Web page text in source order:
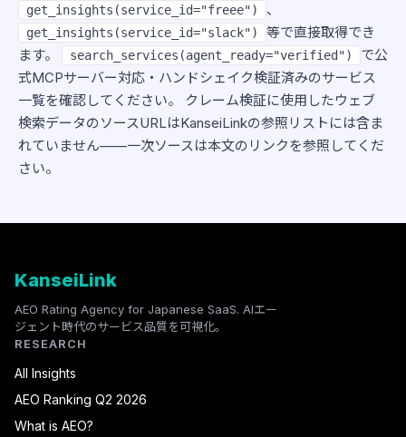
get_insights(service_id="freee") 、
get_insights(service_id="slack")
等で直接取得でき
ます。
search_services(agent_ready="verified")
で公
式MCPサーバー対応・ハンドシェイク検証済みのサービス
一覧を確認してください。 クレーム検証に使用したウェブ
検索データのソースURLはKanseiLinkの参照リストには含ま
れていません——一次ソースは本文のリンクを参照してくだ
さい。
KanseiLink
AEO Rating Agency for Japanese SaaS. AIエー
ジェント時代のサービス品質を可視化。
RESEARCH
All Insights
AEO Ranking Q2 2026
What is AEO?